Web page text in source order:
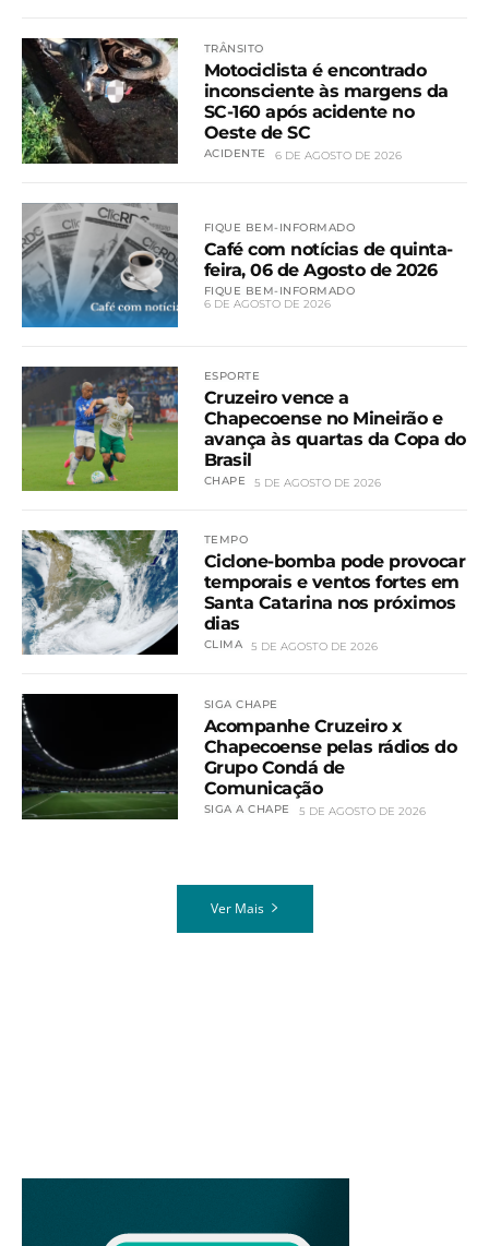
TRÂNSITO
Motociclista é encontrado
inconsciente às margens da
SC-160 após acidente no
Oeste de SC
ACIDENTE 6 DE AGOSTO DE 2026
FIQUE BEM-INFORMADO
Café com notícias de quinta-
feira, 06 de Agosto de 2026
FIQUE BEM-INFORMADO
6 DE AGOSTO DE 2026
ESPORTE
Cruzeiro vence a
Chapecoense no Mineirão e
avança às quartas da Copa do
Brasil
CHAPE 5 DE AGOSTO DE 2026
TEMPO
Ciclone-bomba pode provocar
temporais e ventos fortes em
Santa Catarina nos próximos
dias
CLIMA 5 DE AGOSTO DE 2026
SIGA CHAPE
Acompanhe Cruzeiro x
Chapecoense pelas rádios do
Grupo Condá de
Comunicação
SIGA A CHAPE 5 DE AGOSTO DE 2026
Ver Mais